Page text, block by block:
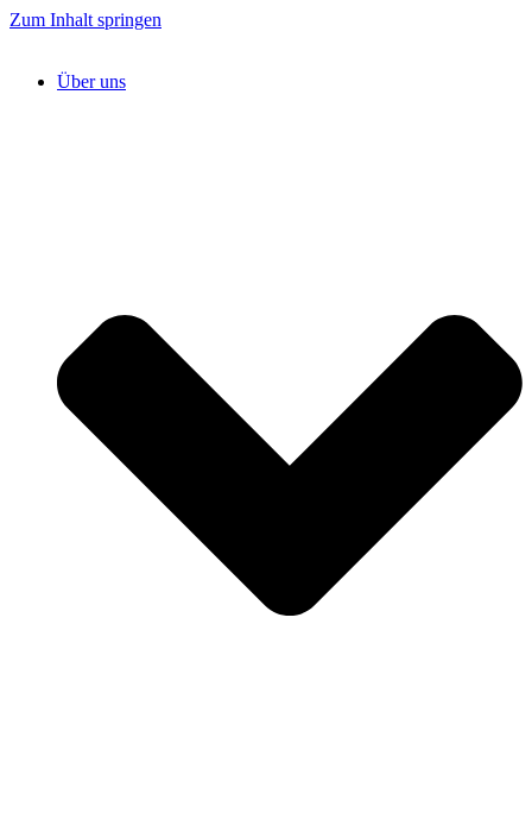
Zum Inhalt springen
Über uns